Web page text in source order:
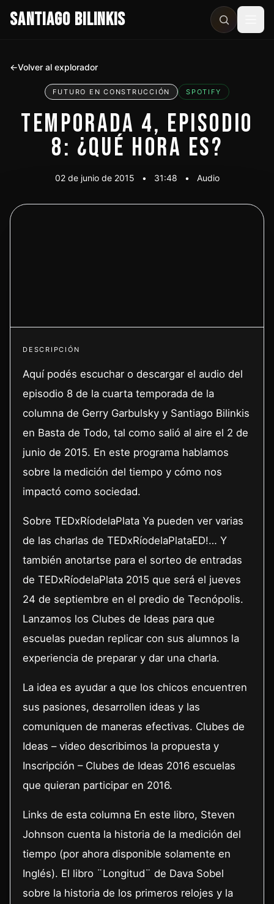
SANTIAGO BILINKIS
←Volver al explorador
FUTURO EN CONSTRUCCIÓN SPOTIFY
TEMPORADA 4, EPISODIO
8: ¿QUÉ HORA ES?
02 de junio de 2015 • 31:48 • Audio
DESCRIPCIÓN
Aquí podés escuchar o descargar el audio del
episodio 8 de la cuarta temporada de la
columna de Gerry Garbulsky y Santiago Bilinkis
en Basta de Todo, tal como salió al aire el 2 de
junio de 2015. En este programa hablamos
sobre la medición del tiempo y cómo nos
impactó como sociedad.
Sobre TEDxRíodelaPlata Ya pueden ver varias
de las charlas de TEDxRíodelaPlataED!… Y
también anotartse para el sorteo de entradas
de TEDxRíodelaPlata 2015 que será el jueves
24 de septiembre en el predio de Tecnópolis.
Lanzamos los Clubes de Ideas para que
escuelas puedan replicar con sus alumnos la
experiencia de preparar y dar una charla.
La idea es ayudar a que los chicos encuentren
sus pasiones, desarrollen ideas y las
comuniquen de maneras efectivas. Clubes de
Ideas – video describimos la propuesta y
Inscripción – Clubes de Ideas 2016 escuelas
que quieran participar en 2016.
Links de esta columna En este libro, Steven
Johnson cuenta la historia de la medición del
tiempo (por ahora disponible solamente en
Inglés). El libro ¨Longitud¨ de Dava Sobel
sobre la historia de los primeros relojes y la